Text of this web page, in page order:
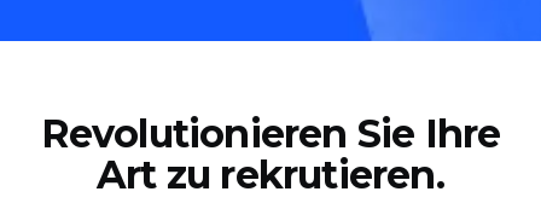
Revolutionieren Sie Ihre
Art zu rekrutieren.